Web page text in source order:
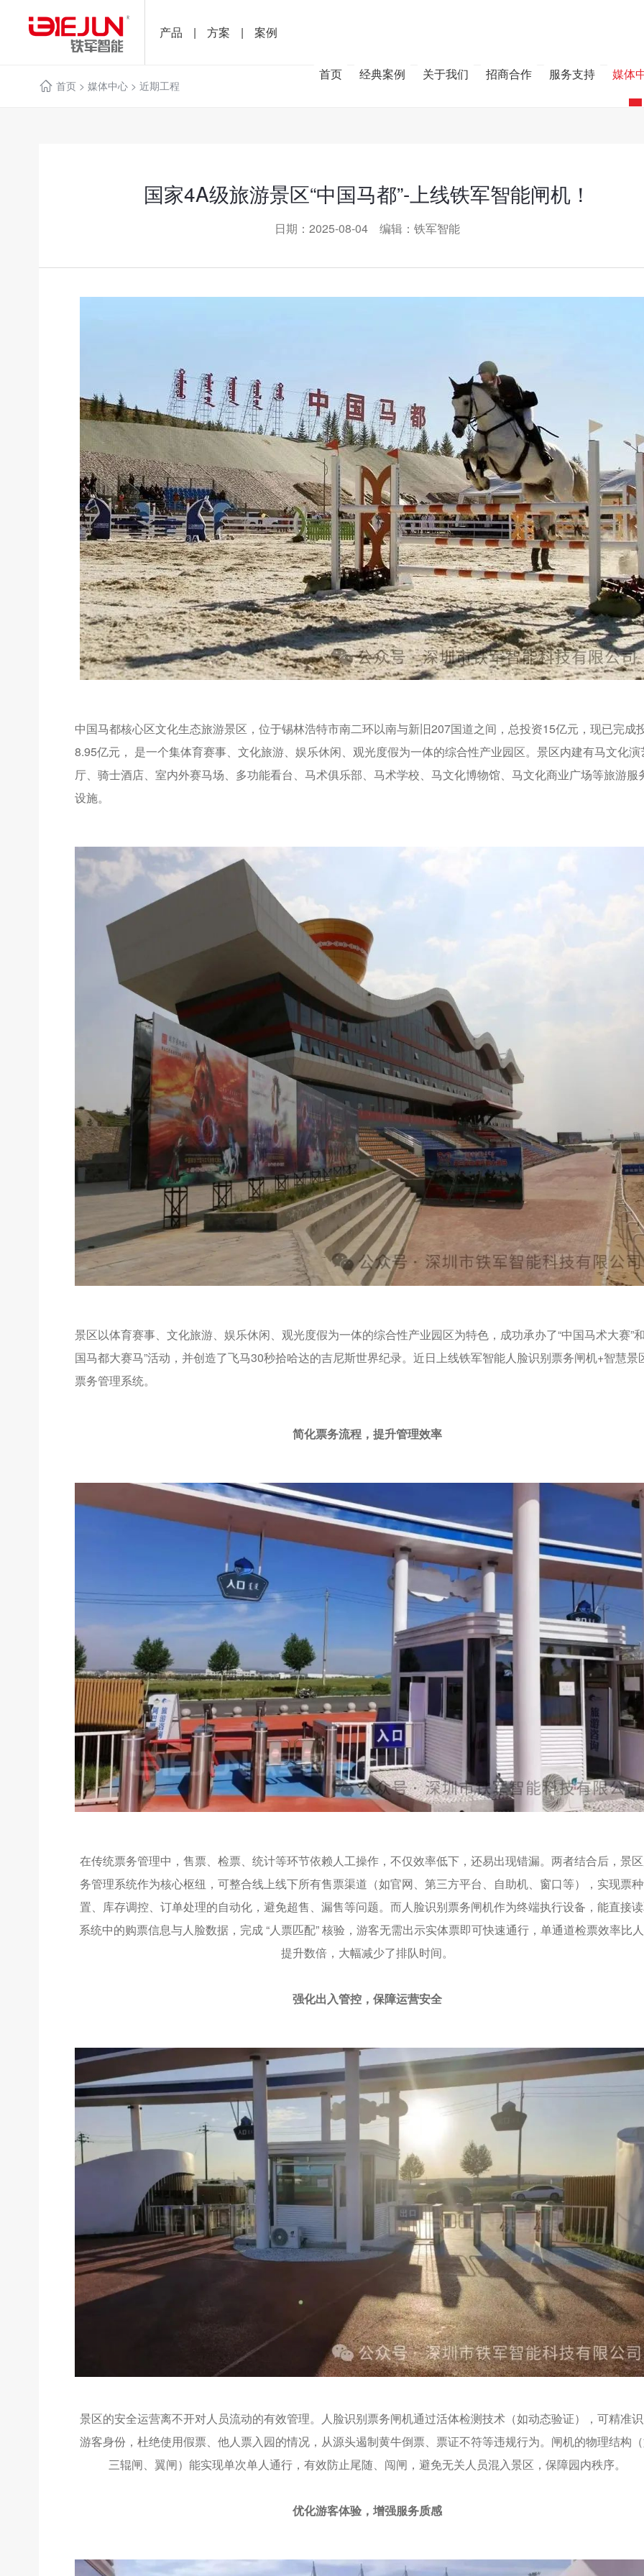
产品 | 方案 | 案例
首页 经典案例 关于我们 招商合作 服务支持 媒体
首页> 媒体中心> 近期工程
国家4A级旅游景区“中国马都”-上线铁军智能闸机！
日期：2025-08-04 编辑：铁军智能
中国马都核心区文化生态旅游景区，位于锡林浩特市南二环以南与新旧207国道之间，总投资15亿元，现已完成
8.95亿元， 是一个集体育赛事、文化旅游、娱乐休闲、观光度假为一体的综合性产业园区。景区内建有马文化演
厅、骑士酒店、室内外赛马场、多功能看台、马术俱乐部、马术学校、马文化博物馆、马文化商业广场等旅游服
设施。
景区以体育赛事、文化旅游、娱乐休闲、观光度假为一体的综合性产业园区为特色，成功承办了“中国马术大赛”
国马都大赛马”活动，并创造了飞马30秒拾哈达的吉尼斯世界纪录。近日上线铁军智能人脸识别票务闸机+智慧景
票务管理系统。
简化票务流程，提升管理效率
在传统票务管理中，售票、检票、统计等环节依赖人工操作，不仅效率低下，还易出现错漏。两者结合后，景
务管理系统作为核心枢纽，可整合线上线下所有售票渠道（如官网、第三方平台、自助机、窗口等），实现票
置、库存调控、订单处理的自动化，避免超售、漏售等问题。而人脸识别票务闸机作为终端执行设备，能直接
系统中的购票信息与人脸数据，完成 “人票匹配” 核验，游客无需出示实体票即可快速通行，单通道检票效率比
提升数倍，大幅减少了排队时间。
强化出入管控，保障运营安全
景区的安全运营离不开对人员流动的有效管理。人脸识别票务闸机通过活体检测技术（如动态验证），可精准
游客身份，杜绝使用假票、他人票入园的情况，从源头遏制黄牛倒票、票证不符等违规行为。闸机的物理结构
三辊闸、翼闸）能实现单次单人通行，有效防止尾随、闯闸，避免无关人员混入景区，保障园内秩序。
优化游客体验，增强服务质感